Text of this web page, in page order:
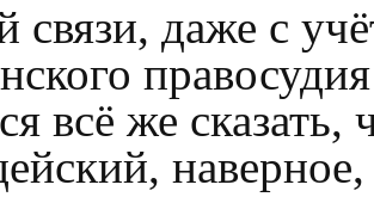
связи, даже с
всё же